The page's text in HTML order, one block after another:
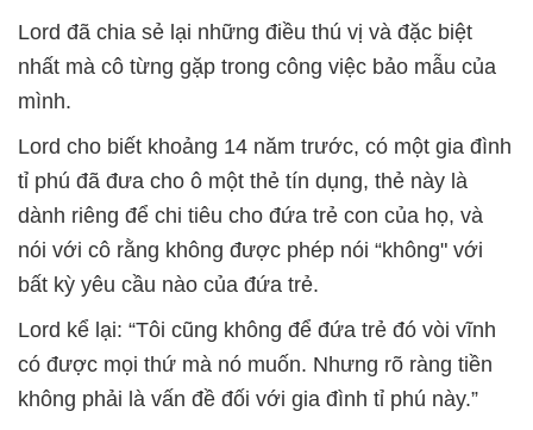
Lord đã chia sẻ lại những điều thú vị và đặc biệt
nhất mà cô từng gặp trong công việc bảo mẫu của
mình.
Lord cho biết khoảng 14 năm trước, có một gia đình
tỉ phú đã đưa cho ô một thẻ tín dụng, thẻ này là
dành riêng để chi tiêu cho đứa trẻ con của họ, và
nói với cô rằng không được phép nói “không" với
bất kỳ yêu cầu nào của đứa trẻ.
Lord kể lại: “Tôi cũng không để đứa trẻ đó vòi vĩnh
có được mọi thứ mà nó muốn. Nhưng rõ ràng tiền
không phải là vấn đề đối với gia đình tỉ phú này.”